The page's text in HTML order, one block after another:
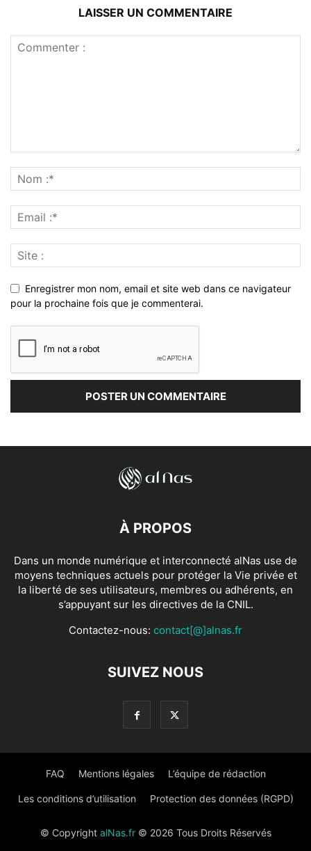
LAISSER UN COMMENTAIRE
Enregistrer mon nom, email et site web dans ce navigateur
pour la prochaine fois que je commenterai.
À PROPOS
Dans un monde numérique et interconnecté alNas use de
moyens techniques actuels pour protéger la Vie privée et
la liberté de ses utilisateurs, membres ou adhérents, en
s’appuyant sur les directives de la CNIL.
Contactez-nous: contact[@]alnas.fr
SUIVEZ NOUS
FAQ Mentions légales L’équipe de rédaction
Les conditions d’utilisation Protection des données (RGPD)
© Copyright alNas.fr© 2026 Tous Droits Réservés